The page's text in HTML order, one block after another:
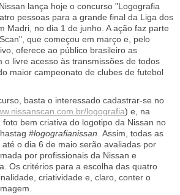
lança hoje o concurso "Logografia
pessoas para a grande final da Liga dos
Madri, no dia 1 de junho. A ação faz parte
que começou em março e, pelo
oferece ao público brasileiro as
o livre acesso às transmissões de todos
maior campeonato de clubes de futebol
basta o interessado cadastrar-se no
logografia) e, na
bem criativa do logotipo da Nissan no
#logografianissan. Assim, todas as
o dia 6 de maio serão avaliadas por
por profissionais da Nissan e
Os critérios para a escolha das quatro
criatividade e, claro, conter o